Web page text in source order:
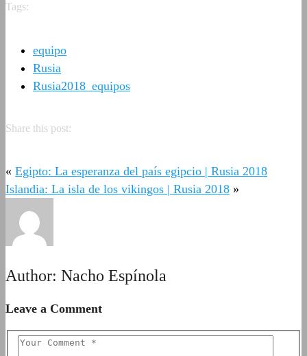
Tags:
equipo
Rusia
Rusia2018_equipos
Share this post:
« Egipto: La esperanza del país egipcio | Rusia 2018
Islandia: La isla de los vikingos | Rusia 2018 »
Author: Nacho Espínola
Leave a Comment